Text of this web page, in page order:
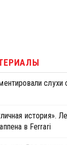
слухи
история».
в Ferrari